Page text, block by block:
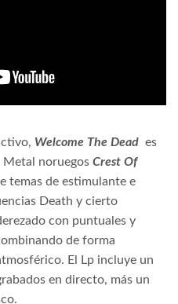
Welcome The Dead es
Metal noruegos Crest Of
temas de estimulante e
Death y cierto
con puntuales y
de forma
El Lp incluye un
en directo, más un